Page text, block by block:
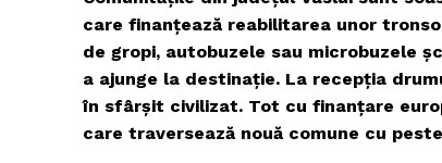
care finanțează reabilitarea unor
de gropi, autobuzele sau microbuzele
a ajunge la destinație. La recepția
în sfârșit civilizat. Tot cu finanțare
care traversează nouă comune cu